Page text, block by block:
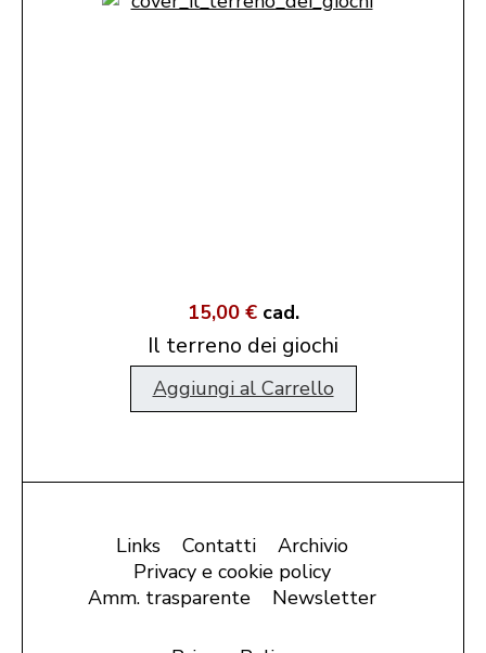
15,00 € cad.
Il terreno dei giochi
Aggiungi al Carrello
Links Contatti
Archivio
Privacy e cookie policy
Amm. trasparente
Newsletter